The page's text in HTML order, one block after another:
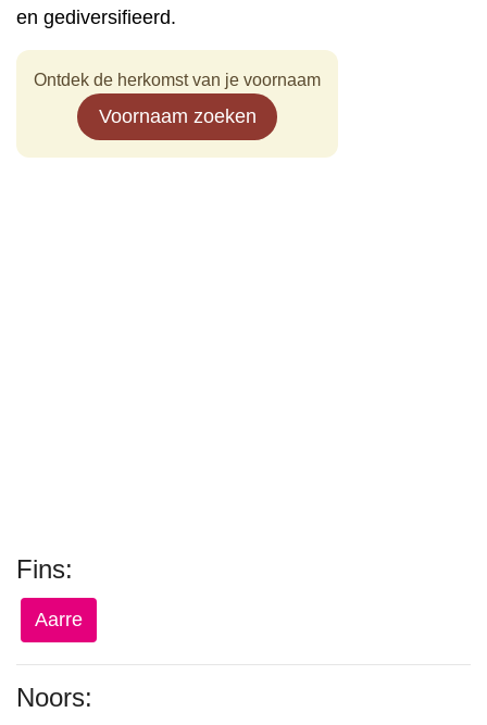
en gediversifieerd.
Ontdek de herkomst van je voornaam
Voornaam zoeken
Fins:
Aarre
Noors: